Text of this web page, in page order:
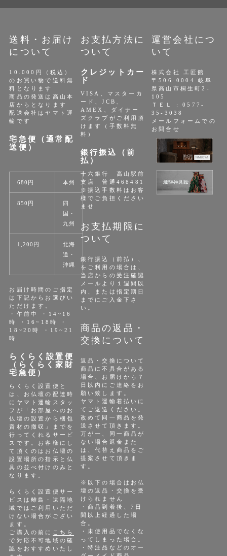
送料・お届け
について
10.000円（税込）
のお買い物で送料無
料となります
商品の発送は高山本
店からとなります
配送会社はヤマト運
輸です
宅急便（通常配
送便）
680円 本州
850円
四
国・
九州
1,200円
北海
道・
沖縄
お届け時間のご指定
は下記からお選びい
ただけます。
・午前中 ・14~16
時 ・16~18時 ・
18~20時 ・19~21
時
らくらく設置便
（らくらく家財
宅急便）
らくらく設置便と
は、お仏壇の配達時
にヤマト運輸スタッ
フが「お部屋へのお
仏壇の設置から梱包
資材の撤収」までを
行ってくれるサービ
スです。お客様にし
て頂くのはお仏壇の
設置場所の指示と仏
具の並べ付けのみと
なります。
らくらく設置便サー
ビスは離島・遠隔地
域ではご利用いただ
けない場合がござい
ます。
ご購入の前に こちら
で対応不可地域の確
認をおすすめいたし
お支払方法に
ついて
クレジットカー
ド
VISA、マスターカ
ード、JCB、
AMEX、ダイナー
ズクラブがご利用頂
けます（手数料無
料）
銀行振込（前
払）
十六銀行 高山駅前
支店 普通468481
※振込手数料はお客
様でご負担ください
ませ
お支払期限に
ついて
銀行振込（前払）、
をご利用の場合は、
当店からの受注確認
メールより１週間以
内、または指定期日
までにご入金下さ
い。
商品の返品・
交換について
返品・交換について
商品に不具合がある
場合、お届けから７
日以内にご連絡をお
願い致します。
ヤマト運輸着払いに
てご返送ください。
改めて同一商品を発
送させて頂きます。
万が一、同一商品が
ない場合返金また
は、代替え商品をご
提案させて頂きま
す。
※以下の場合はお仏
壇の返品・交換を受
けられません
・商品到着後、7日
間以上経過した場
合。
・未使用品でなくな
ってしまった場合。
・特注品などのオー
運営会社につ
いて
株式会社 工匠館
〒506-0004 岐阜
県高山市桐生町2-
105
ＴＥＬ : 0577-
35-3038
メールフォームでの
お問合せ